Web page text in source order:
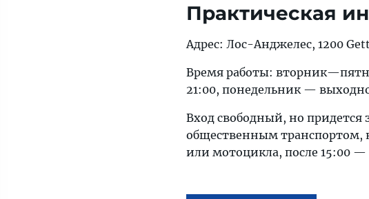
Практическая
Адрес: Лос-Анджелес, 1200
Время работы:
21:00, понедельник —
Вход свободный, но придется
общественным транспортом,
или мотоцикла, после 15:00 —